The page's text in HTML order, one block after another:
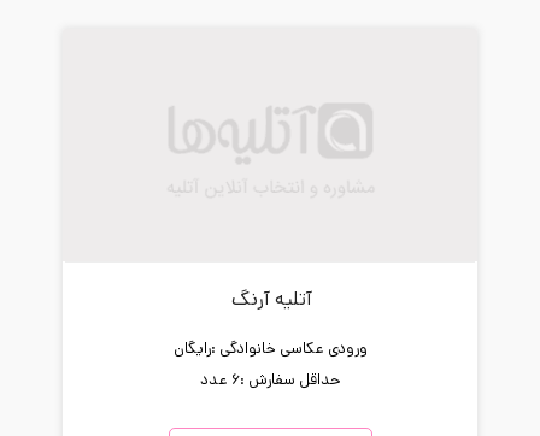
آتلیه آرنگ
ورودی عکاسی خانوادگی :رایگان
حداقل سفارش :6 عدد